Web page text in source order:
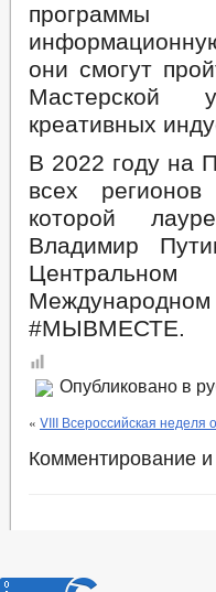
программы
они смогут
Мастерской
креативных
В 2022 году на
всех
которой
Владимир
#МЫВМЕСТЕ.
Опубликовано в
« VIII Всероссийская неделя
Комментирование